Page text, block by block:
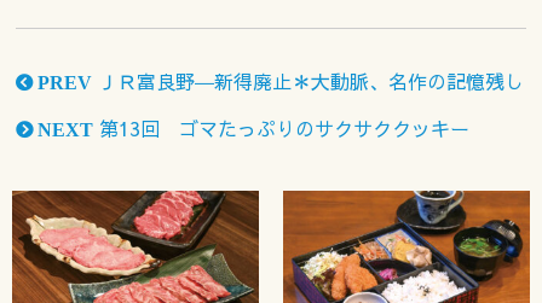
PREV ＪＲ富良野―新得廃止＊大動脈、名作の記憶残し
NEXT 第13回 ゴマたっぷりのサクサククッキー